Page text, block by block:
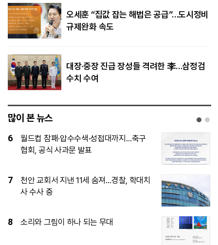
오세훈 “집값 잡는 해법은 공급”…도시정비
규제완화 속도
대장·중장 진급 장성들 격려한 李…삼정검
수치 수여
많이 본 뉴스
1
이임생, 홍명보 발탁 독박 의혹에 정면 반
박…“정몽규 지시대로 했을뿐”
2
“결혼 망설이는 일 없어야”…李, ‘결혼 페
널티’ 22개 과제 점검 지시
3
이재명 대통령이 직접 챙기는 ‘결혼 페널